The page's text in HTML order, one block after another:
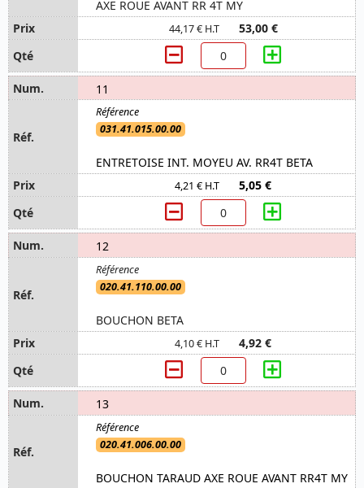
AXE ROUE AVANT RR 4T MY
44,17 € H.T 53,00 €
11
031.41.015.00.00
ENTRETOISE INT. MOYEU AV. RR4T BETA
4,21 € H.T 5,05 €
12
020.41.110.00.00
BOUCHON BETA
4,10 € H.T 4,92 €
13
020.41.006.00.00
BOUCHON TARAUD AXE ROUE AVANT RR4T MY